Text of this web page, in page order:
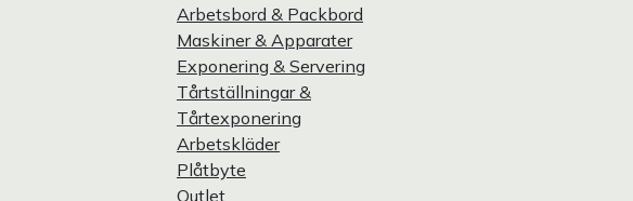
Arbetsbord & Packbord
Maskiner & Apparater
Exponering & Servering
Tårtställningar &
Tårtexponering
Arbetskläder
Plåtbyte
Outlet